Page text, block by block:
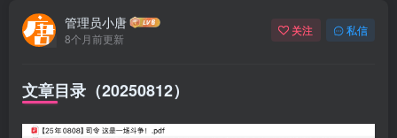
管理员小唐
8个月前更新
关注 私信
文章目录（20250812）